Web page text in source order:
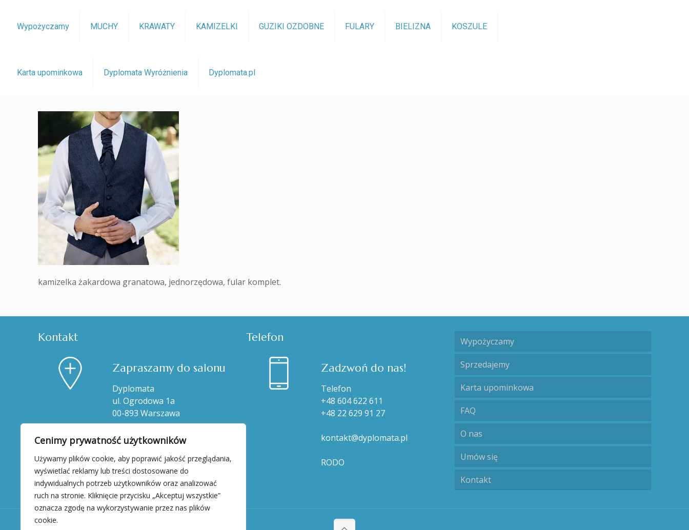
Cenimy prywatność użytkowników
Używamy plików cookie, aby poprawić jakość przeglądania,
wyświetlać reklamy lub treści dostosowane do
indywidualnych potrzeb użytkowników oraz analizować
ruch na stronie. Kliknięcie przycisku „Akceptuj wszystkie”
oznacza zgodę na wykorzystywanie przez nas plików
cookie.
Wypożyczamy MUCHY KRAWATY KAMIZELKI GUZIKI OZDOBNE FULARY BIELIZNA KOSZULE
Karta upominkowa Dyplomata Wyróżnienia Dyplomata.pl
kamizelka żakardowa granatowa, jednorzędowa, fular komplet.
Kontakt
Zapraszamy do salonu
Dyplomata
ul. Ogrodowa 1a
00-893 Warszawa
Telefon
Zadzwoń do nas!
Telefon
+48 604 622 611
+48 22 629 91 27
kontakt@dyplomata.pl
RODO
Wypożyczamy
Sprzedajemy
Karta upominkowa
FAQ
O nas
Umów się
Kontakt